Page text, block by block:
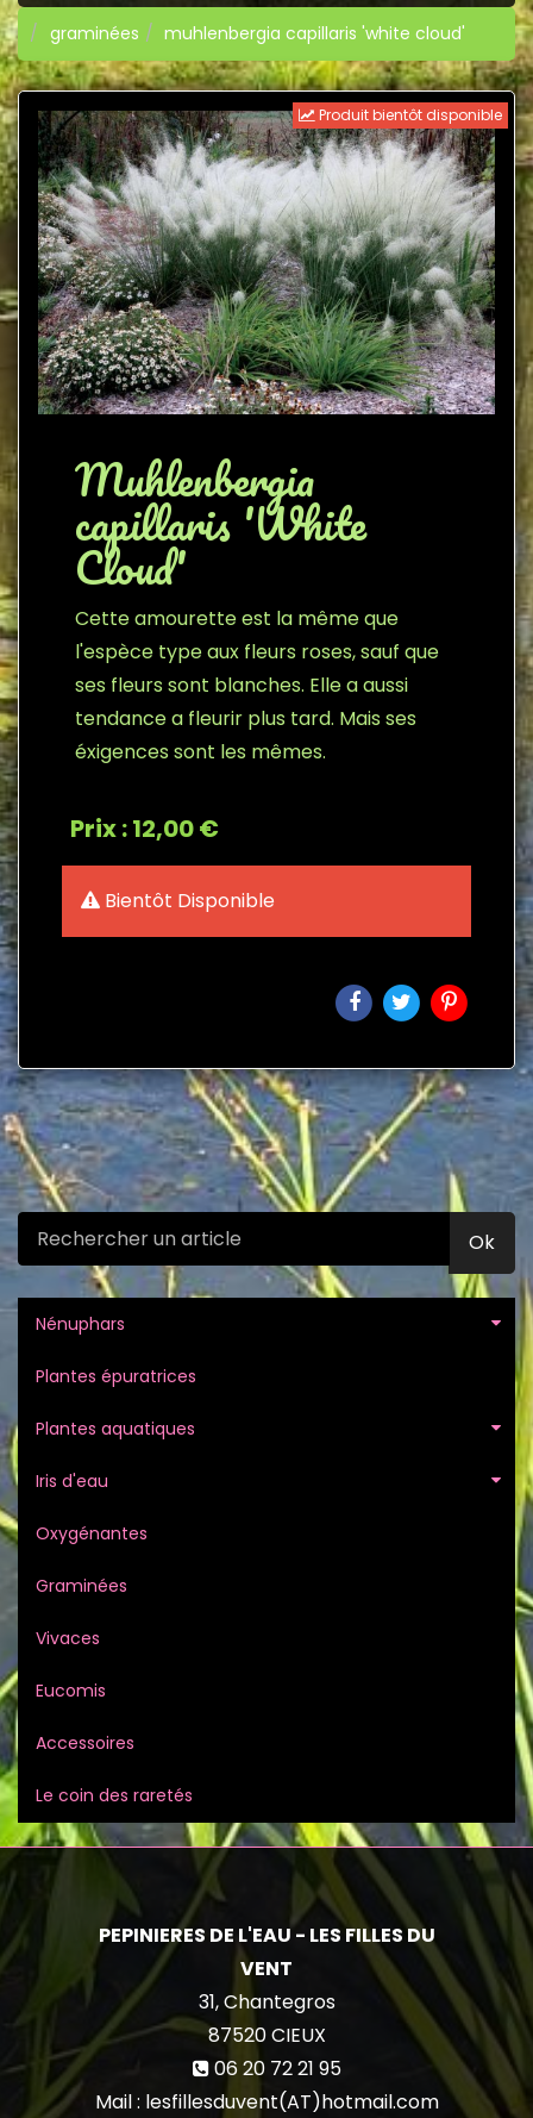
graminées muhlenbergia capillaris 'white cloud'
Produit bientôt disponible
Muhlenbergia
capillaris 'White
Cloud'
Cette amourette est la même que
l'espèce type aux fleurs roses, sauf que
ses fleurs sont blanches. Elle a aussi
tendance a fleurir plus tard. Mais ses
éxigences sont les mêmes.
Prix : 12,00 €
Bientôt Disponible
Ok
Nénuphars
Plantes épuratrices
Plantes aquatiques
Iris d'eau
Oxygénantes
Graminées
Vivaces
Eucomis
Accessoires
Le coin des raretés
PEPINIERES DE L'EAU - LES FILLES DU
VENT
31, Chantegros
87520CIEUX
06 20 72 21 95
Mail : lesfillesduvent(AT)hotmail.com